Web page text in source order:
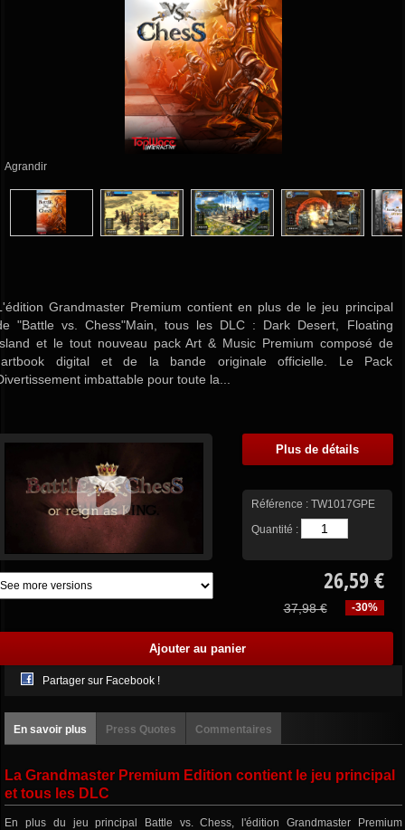
Agrandir
Grandmaster Premium contient en plus de le jeu principal
"Battle vs. Chess"Main, tous les DLC : Dark Desert, Floating
et le tout nouveau pack Art & Music Premium composé de
digital et de la bande originale officielle. Le Pack
imbattable pour toute la...
Plus de détails
Référence : TW1017GPE
Quantité :
26,59 €
-30%
37,98 €
Partager sur Facebook !
En savoir plus Press Quotes Commentaires
La Grandmaster Premium Edition contient le jeu principal
et tous les DLC
En plus du jeu principal Battle vs. Chess, l'édition Grandmaster Premium